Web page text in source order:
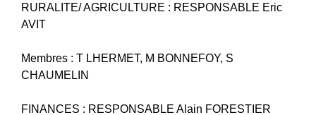
RURALITE/ AGRICULTURE : RESPONSABLE Eric
AVIT
Membres : T LHERMET, M BONNEFOY, S
CHAUMELIN
FINANCES : RESPONSABLE Alain FORESTIER